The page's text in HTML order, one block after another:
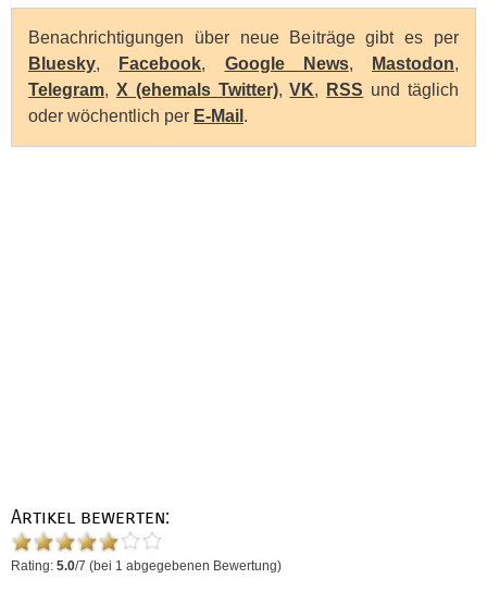
Benachrichtigungen über neue Beiträge gibt es per
Bluesky, Facebook, Google News, Mastodon,
Telegram, X (ehemals Twitter),VK, RSS und täglich
oder wöchentlich per E-Mail .
Artikel bewerten:
Rating: 5.0/7 (bei 1 abgegebenen Bewertung)